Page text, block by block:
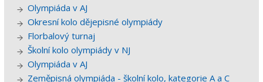
Olympiáda v AJ
Okresní kolo dějepisné olympiády
Florbalový turnaj
Školní kolo olympiády v NJ
Olympiáda v AJ
Zeměpisná olympiáda - školní kolo, kategorie A a C